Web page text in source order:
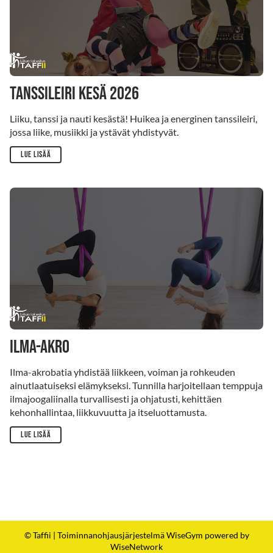
TANSSILEIRI kesä 2026
Liiku, tanssi ja nauti kesästä! Huikea ja energinen tanssileiri,
jossa liike, musiikki ja ystävät yhdistyvät.
Lue lisää
Ilma-akro
Ilma-akrobatia yhdistää liikkeen, voiman ja rohkeuden
ainutlaatuiseksi elämykseksi. Tunnilla harjoitellaan temppuja
ilmajoogaliinalla turvallisesti ja ohjatusti, kehittäen
kehonhallintaa, liikkuvuutta ja itseluottamusta.
Lue lisää
© Taffii | ToiminnanohjausjärjestelmäWiseGym powered by
WiseNetwork